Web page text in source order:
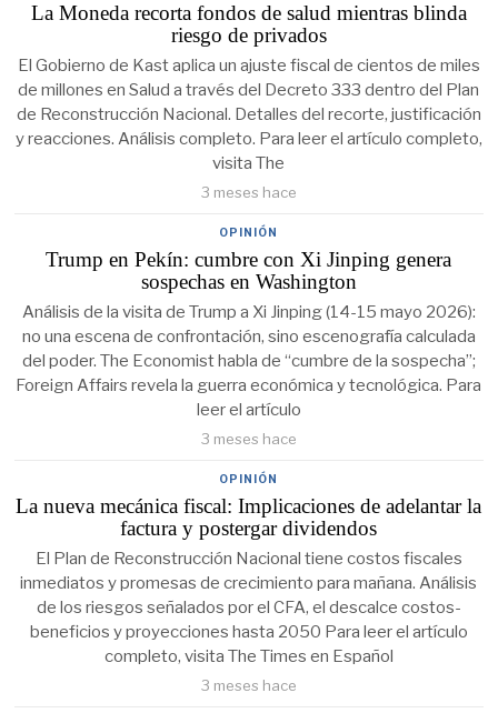
La Moneda recorta fondos de salud mientras blinda
riesgo de privados
El Gobierno de Kast aplica un ajuste fiscal de cientos de miles
de millones en Salud a través del Decreto 333 dentro del Plan
de Reconstrucción Nacional. Detalles del recorte, justificación
y reacciones. Análisis completo. Para leer el artículo completo,
visita The
3 meses hace
OPINIÓN
Trump en Pekín: cumbre con Xi Jinping genera
sospechas en Washington
Análisis de la visita de Trump a Xi Jinping (14-15 mayo 2026):
no una escena de confrontación, sino escenografía calculada
del poder. The Economist habla de “cumbre de la sospecha”;
Foreign Affairs revela la guerra económica y tecnológica. Para
leer el artículo
3 meses hace
OPINIÓN
La nueva mecánica fiscal: Implicaciones de adelantar la
factura y postergar dividendos
El Plan de Reconstrucción Nacional tiene costos fiscales
inmediatos y promesas de crecimiento para mañana. Análisis
de los riesgos señalados por el CFA, el descalce costos-
beneficios y proyecciones hasta 2050 Para leer el artículo
completo, visita The Times en Español
3 meses hace